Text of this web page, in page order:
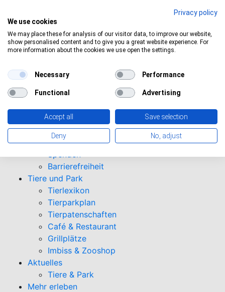
Wetter: 17°CKlarer Himmel
Informationen
Eintrittspreise
Besuch mit Beeinträchtigungen
Veranstaltungen
Tierparkordnung
Spenden
Barrierefreiheit
Tiere und Park
Tierlexikon
Tierparkplan
Tierpatenschaften
Café & Restaurant
Grillplätze
Imbiss & Zooshop
Aktuelles
Tiere & Park
Mehr erleben
Privacy policy
We use cookies
We may place these for analysis of our visitor data, to improve our website,
show personalised content and to give you a great website experience. For
more information about the cookies we use open the settings.
Necessary Performance
Functional Advertising
Accept all Save selection
Deny No, adjust